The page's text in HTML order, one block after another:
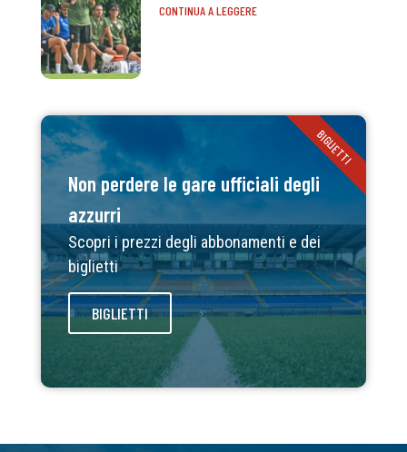
CONTINUA A LEGGERE
Non perdere le gare ufficiali degli
azzurri
Scopri i prezzi degli abbonamenti e dei
biglietti
BIGLIETTI
BIGLIETTI